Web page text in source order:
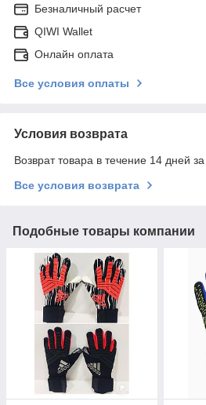
Безналичный расчет
QIWI Wallet
Онлайн оплата
Все условия оплаты
Условия возврата
Возврат товара в течение 14 дней
Все условия возврата
Подобные товары компании